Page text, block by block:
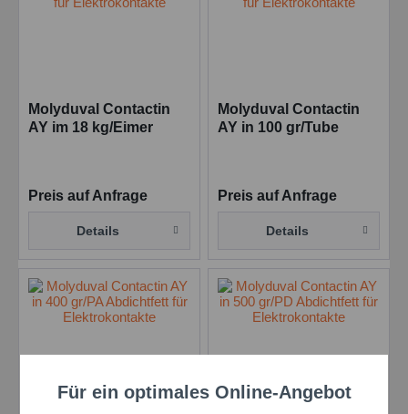
Molyduval Contactin
AY im 18 kg/Eimer
Preis auf Anfrage
Details
Molyduval Contactin
AY in 100 gr/Tube
Preis auf Anfrage
Details
Funktionale Aktiv
Für ein optimales Online-Angebot